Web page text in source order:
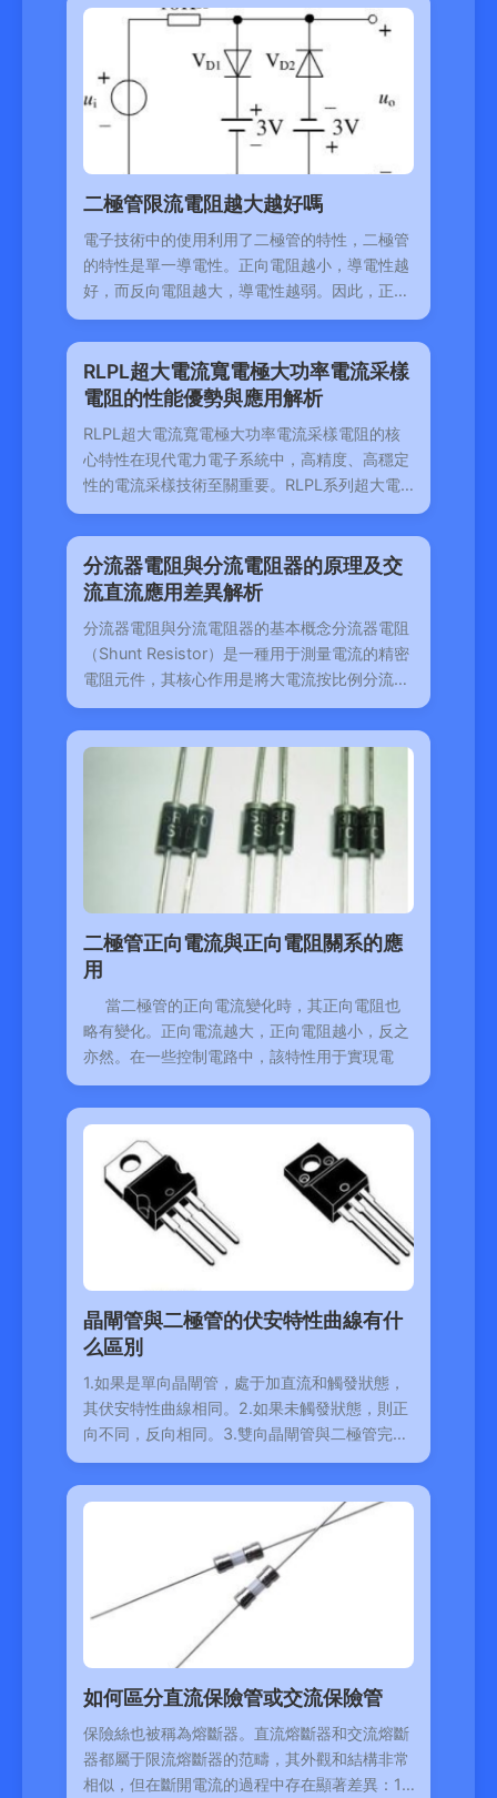
二極管限流電阻越大越好嗎
電子技術中的使用利用了二極管的特性，二極管
的特性是單一導電性。正向電阻越小，導電性越
好，而反向電阻越大，導電性越弱。因此，正向
電阻越小
RLPL超大電流寬電極大功率電流采樣
電阻的性能優勢與應用解析
RLPL超大電流寬電極大功率電流采樣電阻的核
心特性在現代電力電子系統中，高精度、高穩定
性的電流采樣技術至關重要。RLPL系列超大電
流寬電極大功率
分流器電阻與分流電阻器的原理及交
流直流應用差異解析
分流器電阻與分流電阻器的基本概念分流器電阻
（Shunt Resistor）是一種用于測量電流的精密
電阻元件，其核心作用是將大電流按比例分流，
從而在低電壓
二極管正向電流與正向電阻關系的應
用
當二極管的正向電流變化時，其正向電阻也
略有變化。正向電流越大，正向電阻越小，反之
亦然。在一些控制電路中，該特性用于實現電
晶閘管與二極管的伏安特性曲線有什
么區別
1.如果是單向晶閘管，處于加直流和觸發狀態，
其伏安特性曲線相同。2.如果未觸發狀態，則正
向不同，反向相同。3.雙向晶閘管與二極管完全
不同。
如何區分直流保險管或交流保險管
保險絲也被稱為熔斷器。直流熔斷器和交流熔斷
器都屬于限流熔斷器的范疇，其外觀和結構非常
相似，但在斷開電流的過程中存在顯著差異：1.